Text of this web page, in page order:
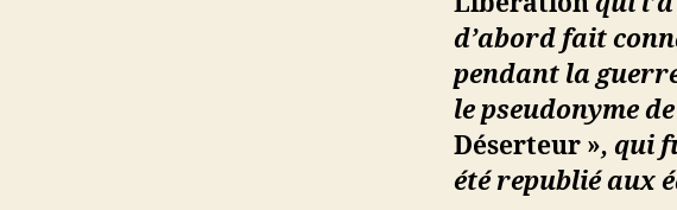
d’abord fait
pendant la
le pseudonyme
Déserteur », qui
été republié aux